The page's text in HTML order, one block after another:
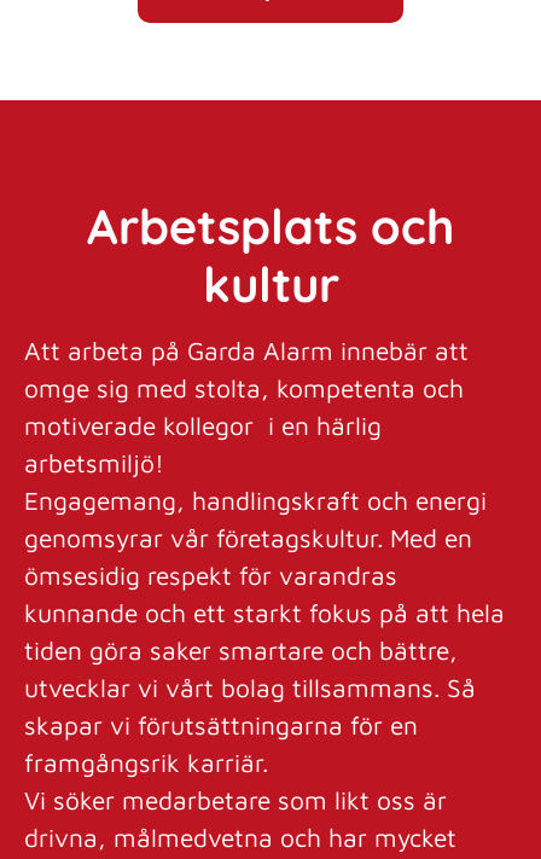
Arbetsplats och
kultur
Att arbeta på Garda Alarm innebär att
omge sig med stolta, kompetenta och
motiverade kollegor i en härlig
arbetsmiljö!
Engagemang, handlingskraft och energi
genomsyrar vår företagskultur. Med en
ömsesidig respekt för varandras
kunnande och ett starkt fokus på att hela
tiden göra saker smartare och bättre,
utvecklar vi vårt bolag tillsammans. Så
skapar vi förutsättningarna för en
framgångsrik karriär.
Vi söker medarbetare som likt oss är
drivna, målmedvetna och har mycket